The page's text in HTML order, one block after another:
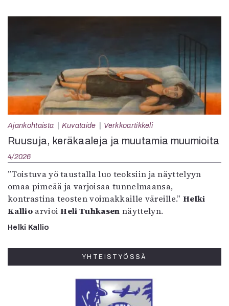
Ajankohtaista Kuvataide Verkkoartikkeli
Ruusuja, keräkaaleja ja muutamia muumioita
4/2026
”Toistuva yö taustalla luo teoksiin ja näyttelyyn
omaa pimeää ja varjoisaa tunnelmaansa,
kontrastina teosten voimakkaille väreille.”Helki
KallioarvioiHeli Tuhkasen näyttelyn.
Helki Kallio
YHTEISTYÖSSÄ